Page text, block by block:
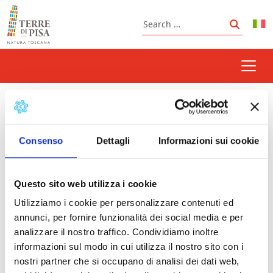
Consenso Dettagli Informazioni sui cookie
Questo sito web utilizza i cookie
Utilizziamo i cookie per personalizzare contenuti ed
annunci, per fornire funzionalità dei social media e per
analizzare il nostro traffico. Condividiamo inoltre
informazioni sul modo in cui utilizza il nostro sito con i
nostri partner che si occupano di analisi dei dati web,
Skip to content
Search
Search
Nothing Found
It seems we can’t find what you’re looking for.
Search